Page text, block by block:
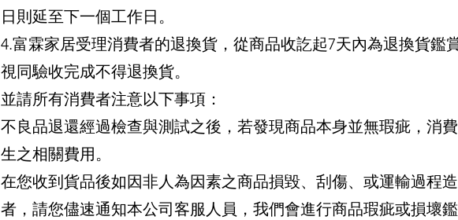
日則延至下一個工作日。
4.富霖家居受理消費者的退換貨，從商品收訖起7天內為退換貨鑑
視同驗收完成不得退換貨。
並請所有消費者注意以下事項：
不良品退還經過檢查與測試之後，若發現商品本身並無瑕疵，消
生之相關費用。
在您收到貨品後如因非人為因素之商品損毀、刮傷、或運輸過程
者，請您儘速通知本公司客服人員，我們會進行商品瑕疵或損壞